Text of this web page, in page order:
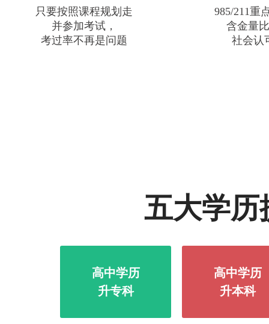
只要按照课程规划走
并参加考试，
考过率不再是问题
985/211重
含金量
社会认
五大学历
高中学历
升专科
高中学历
升本科